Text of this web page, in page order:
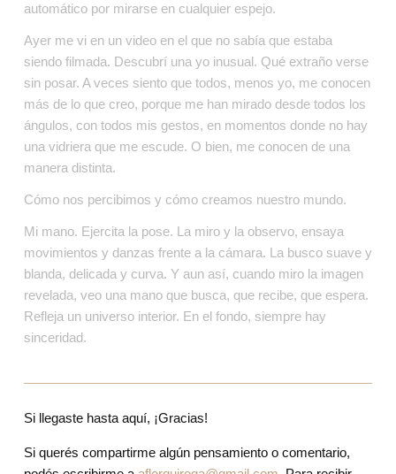
automático por mirarse en cualquier espejo.
Ayer me vi en un video en el que no sabía que estaba
siendo filmada. Descubrí una yo inusual. Qué extraño verse
sin posar. A veces siento que todos, menos yo, me conocen
más de lo que creo, porque me han mirado desde todos los
ángulos, con todos mis gestos, en momentos donde no hay
una vidriera que me escude. O bien, me conocen de una
manera distinta.
Cómo nos percibimos y cómo creamos nuestro mundo.
Mi mano. Ejercita la pose. La miro y la observo, ensaya
movimientos y danzas frente a la cámara. La busco suave y
blanda, delicada y curva. Y aun así, cuando miro la imagen
revelada, veo una mano que busca, que recibe, que espera.
Refleja un universo interior. En el fondo, siempre hay
sinceridad.
Si llegaste hasta aquí, ¡Gracias!
Si querés compartirme algún pensamiento o comentario,